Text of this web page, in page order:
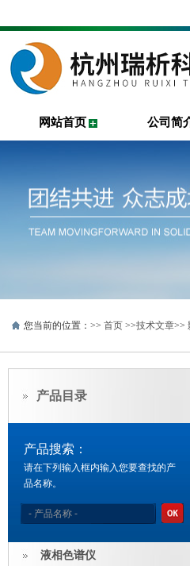
网站首页 公司简
您当前的位置：>> 首页 >>技术文章>>
产品目录
产品搜索：
请在下列输入框内输入您要查找的产
品名称。
液相色谱仪